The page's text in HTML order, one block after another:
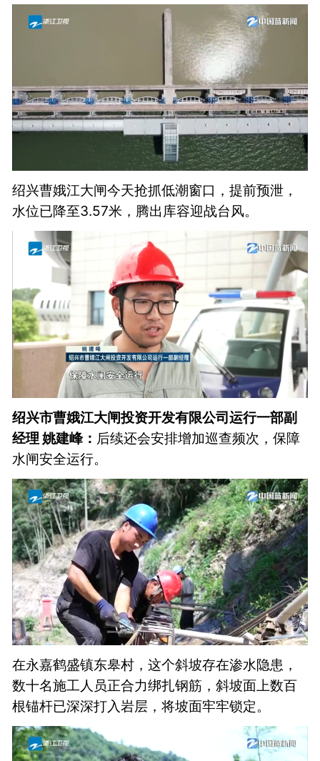
绍兴曹娥江大闸今天抢抓低潮窗口，提前预泄，
水位已降至3.57米，腾出库容迎战台风。
绍兴市曹娥江大闸投资开发有限公司运行一部副
经理 姚建峰： 后续还会安排增加巡查频次，保障
水闸安全运行。
在永嘉鹤盛镇东皋村，这个斜坡存在渗水隐患，
数十名施工人员正合力绑扎钢筋，斜坡面上数百
根锚杆已深深打入岩层，将坡面牢牢锁定。